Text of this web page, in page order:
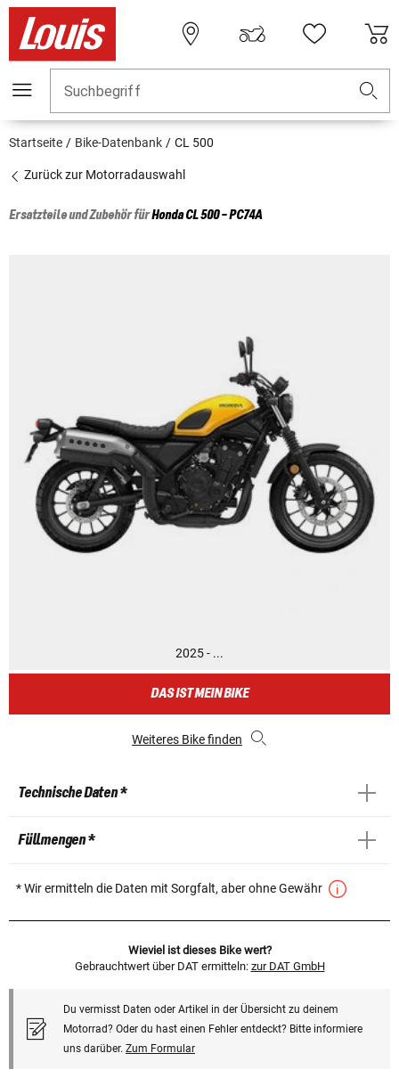
Suchbegriff
Startseite Bike-Datenbank CL 500
Zurück zur Motorradauswahl
Ersatzteile und Zubehör fürHondaCL 500 - PC74A
2025 - ...
DAS IST MEIN BIKE
Weiteres Bike finden
Technische Daten *
Füllmengen *
* Wir ermitteln die Daten mit Sorgfalt, aber ohne Gewähr
Wieviel ist dieses Bike wert?
Gebrauchtwert über DAT ermitteln: zur DAT GmbH
Du vermisst Daten oder Artikel in der Übersicht zu deinem
Motorrad? Oder du hast einen Fehler entdeckt? Bitte informiere
uns darüber. Zum Formular